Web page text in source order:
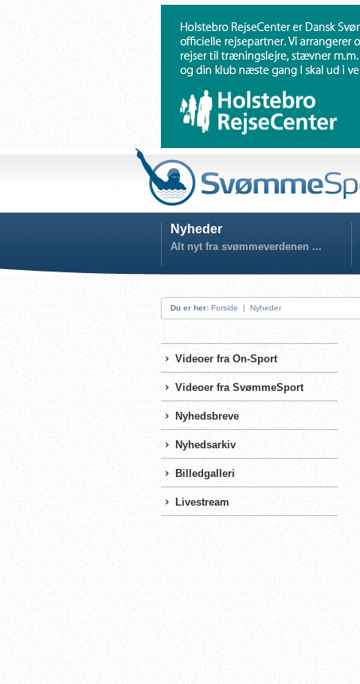
Nyheder
Alt nyt fra svømmeverdenen ...
Du er her: Forside | Nyheder
Videoer fra On-Sport
Videoer fra SvømmeSport
Nyhedsbreve
Nyhedsarkiv
Billedgalleri
Livestream